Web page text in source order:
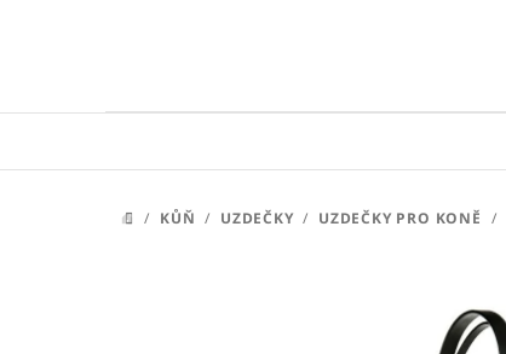
DOMŮ
/ KŮŇ / UZDEČKY / UZDEČKY PRO KONĚ /